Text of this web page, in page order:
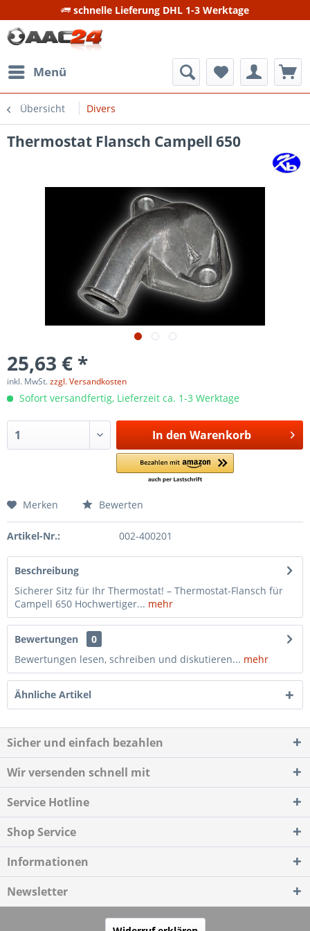
schnelle Lieferung DHL 1-3 Werktage
Menü
Übersicht Divers
Thermostat Flansch Campell 650
25,63 € *
inkl. MwSt.zzgl. Versandkosten
Sofort versandfertig, Lieferzeit ca. 1-3 Werktage
In den Warenkorb
Merken Bewerten
Artikel-Nr.: 002-400201
Beschreibung
Sicherer Sitz für Ihr Thermostat! – Thermostat-Flansch für
Campell 650 Hochwertiger... mehr
Bewertungen
0
Bewertungen lesen, schreiben und diskutieren... mehr
Ähnliche Artikel
Sicher und einfach bezahlen
Wir versenden schnell mit
Service Hotline
Shop Service
Informationen
Newsletter